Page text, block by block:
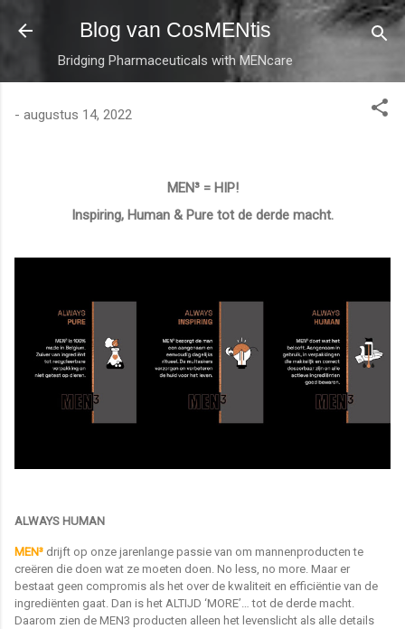
Doorgaan naar hoofdcontent
Blog van CosMENtis
Bridging Pharmaceuticals with MENcare
- augustus 14, 2022
MEN³ = HIP!
Inspiring, Human & Pure tot de derde macht.
ALWAYS HUMAN
MEN³ drijft op onze jarenlange passie van om mannenproducten te
creëren die doen wat ze moeten doen. No less, no more. Maar er
bestaat geen compromis als het over de kwaliteit en efficiëntie van de
ingrediënten gaat. Dan is het ALTIJD ‘MORE’… tot de derde macht.
Daarom zien de MEN3 producten alleen het levenslicht als alle details